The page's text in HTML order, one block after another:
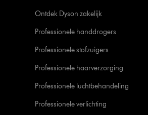
Ontdek Dyson zakelijk
Professionele handdrogers
Professionele stofzuigers
Professionele haarverzorging
Professionele luchtbehandeling
Professionele verlichting